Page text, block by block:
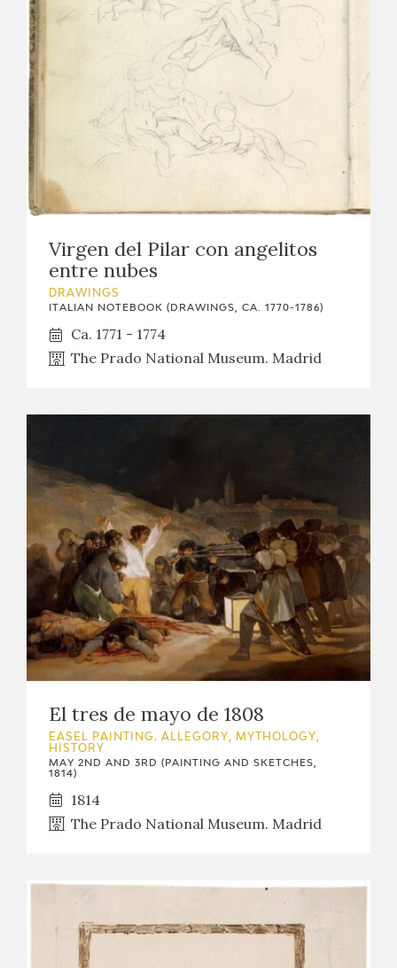
Virgen del Pilar con angelitos
entre nubes
DRAWINGS
ITALIAN NOTEBOOK (DRAWINGS, CA. 1770-1786)
Ca. 1771 - 1774
The Prado National Museum. Madrid
El tres de mayo de 1808
EASEL PAINTING. ALLEGORY, MYTHOLOGY,
HISTORY
MAY 2ND AND 3RD (PAINTING AND SKETCHES,
1814)
1814
The Prado National Museum. Madrid